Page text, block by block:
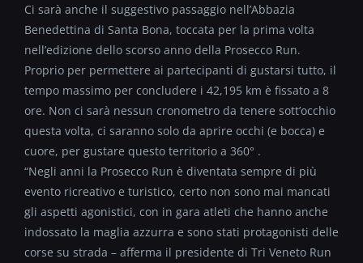
Ci sarà anche il suggestivo passaggio nell’Abbazia
Benedettina di Santa Bona, toccata per la prima volta
nell’edizione dello scorso anno della Prosecco Run.
Proprio per permettere ai partecipanti di gustarsi tutto, il
tempo massimo per concludere i 42,195 km è fissato a 8
ore. Non ci sarà nessun cronometro da tenere sott’occhio
questa volta, ci saranno solo da aprire occhi (e bocca) e
cuore, per gustare questo territorio a 360° .
“Negli anni la Prosecco Run è diventata sempre di più
evento ricreativo e turistico, certo non sono mai mancati
gli aspetti agonistici, con in gara atleti che hanno anche
indossato la maglia azzurra e sono stati protagonisti delle
corse su strada – afferma il presidente di Tri Veneto Run